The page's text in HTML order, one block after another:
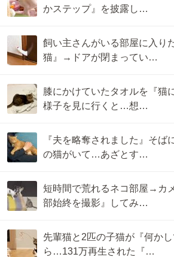
かステップ』を披露し…
飼い主さんがいる部屋に入り
猫』→ドアが閉まってい…
膝にかけていたタオルを『猫
様子を見に行くと…想…
『夫を略奪されました』そば
の猫がいて…あざとす…
短時間で荒れるネコ部屋→カ
部始終を撮影』してみ…
先輩猫と2匹の子猫が『何か
ら…131万再生された『…